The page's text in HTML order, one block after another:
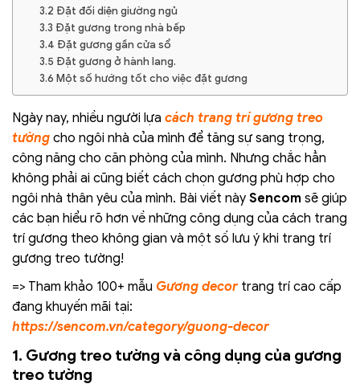
3.2 Đặt đối diện giường ngủ
3.3 Đặt gương trong nhà bếp
3.4 Đặt gương gần cửa sổ
3.5 Đặt gương ở hành lang.
3.6 Một số hướng tốt cho việc đặt gương
Ngày nay, nhiều người lựa cách trang trí gương treo
tường cho ngôi nhà của mình để tăng sự sang trọng,
công năng cho căn phòng của mình. Nhưng chắc hẳn
không phải ai cũng biết cách chọn gương phù hợp cho
ngôi nhà thân yêu của mình. Bài viết này Sencom sẽ giúp
các bạn hiểu rõ hơn về những công dụng của cách trang
trí gương theo không gian và một số lưu ý khi trang trí
gương treo tường!
=> Tham khảo 100+ mẫu Gương decortrang trí cao cấp
đang khuyến mãi tại:
https://sencom.vn/category/guong-decor
1. Gương treo tường và công dụng của gương
treo tường